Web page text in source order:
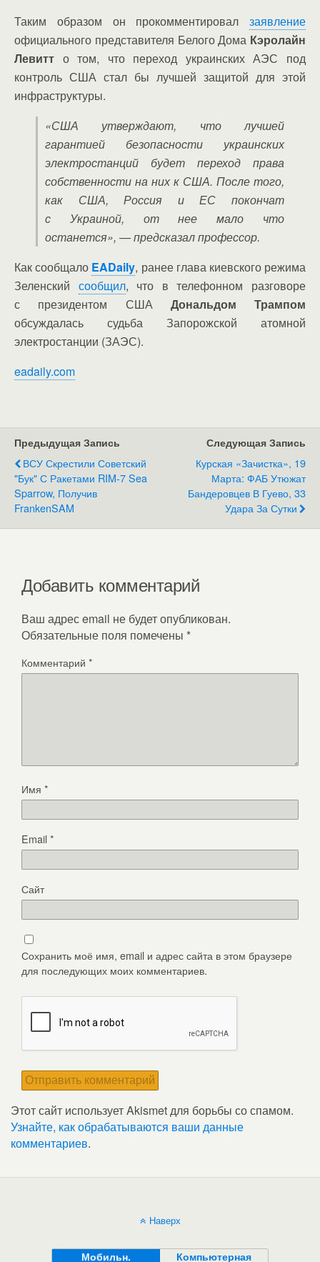
Таким образом он прокомментировал заявление
официального представителя Белого Дома Кэролайн
Левитт о том, что переход украинских АЭС под
контроль США стал бы лучшей защитой для этой
инфраструктуры.
«США утверждают, что лучшей
гарантией безопасности украинских
электростанций будет переход права
собственности на них к США. После того,
как США, Россия и ЕС покончат
с Украиной, от нее мало что
останется», — предсказал профессор.
Как сообщало EADaily, ранее глава киевского режима
Зеленский сообщил, что в телефонном разговоре
с президентом СШАДональдом Трампом
обсуждалась судьба Запорожской атомной
электростанции (ЗАЭС).
eadaily.com
Предыдущая Запись
ВСУ Скрестили Советский
"Бук" С Ракетами RIM-7 Sea
Sparrow, Получив
FrankenSAM
Следующая Запись
Курская «зачистка», 19
Марта: ФАБ Утюжат
Бандеровцев В Гуево, 33
Удара За Сутки
Добавить комментарий
Ваш адрес email не будет опубликован.
Обязательные поля помечены *
Комментарий *
Имя *
Email*
Сайт
Сохранить моё имя, email и адрес сайта в этом браузере
для последующих моих комментариев.
Этот сайт использует Akismet для борьбы со спамом.
Узнайте, как обрабатываются ваши данные
комментариев.
Наверх
Мобильн. Компьютерная